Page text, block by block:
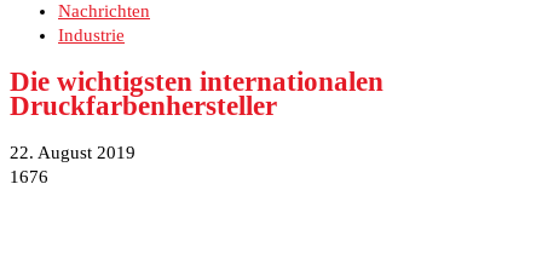
Nachrichten
Industrie
Die wichtigsten internationalen
Druckfarbenhersteller
22. August 2019
1676